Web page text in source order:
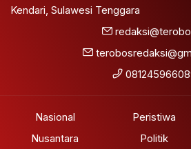
Kendari, Sulawesi Tenggara
Nasional
Nusantara
Peristiwa
Politik